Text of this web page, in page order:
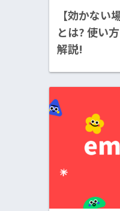
【効かな
とは? 使い
解説!